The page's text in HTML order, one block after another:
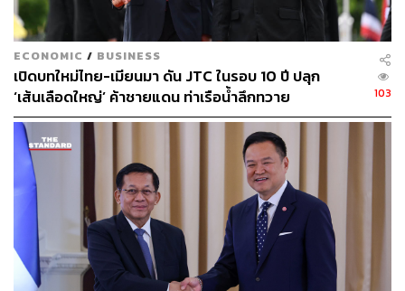
ECONOMIC / BUSINESS
เปิดบทใหม่ไทย-เมียนมา ดัน JTC ในรอบ 10 ปี ปลุก
‘เส้นเลือดใหญ่’ ค้าชายแดน ท่าเรือน้ำลึกทวาย
103